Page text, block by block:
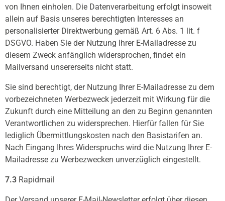
von Ihnen einholen. Die Datenverarbeitung erfolgt insoweit
allein auf Basis unseres berechtigten Interesses an
personalisierter Direktwerbung gemäß Art. 6 Abs. 1 lit. f
DSGVO. Haben Sie der Nutzung Ihrer E-Mailadresse zu
diesem Zweck anfänglich widersprochen, findet ein
Mailversand unsererseits nicht statt.
Sie sind berechtigt, der Nutzung Ihrer E-Mailadresse zu dem
vorbezeichneten Werbezweck jederzeit mit Wirkung für die
Zukunft durch eine Mitteilung an den zu Beginn genannten
Verantwortlichen zu widersprechen. Hierfür fallen für Sie
lediglich Übermittlungskosten nach den Basistarifen an.
Nach Eingang Ihres Widerspruchs wird die Nutzung Ihrer E-
Mailadresse zu Werbezwecken unverzüglich eingestellt.
7.3 Rapidmail